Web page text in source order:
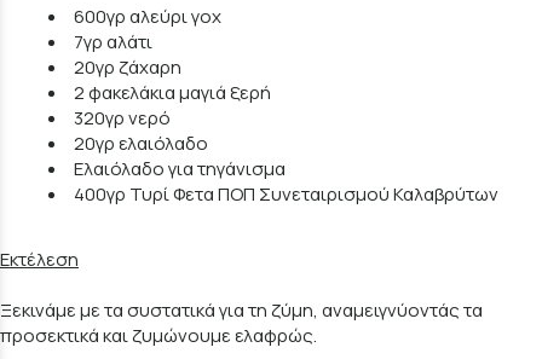
600γρ αλεύρι γοχ
7γρ αλάτι
20γρ ζάχαρη
2 φακελάκια μαγιά ξερή
320γρ νερό
20γρ ελαιόλαδο
Ελαιόλαδο για τηγάνισμα
400γρ Τυρί Φετα ΠΟΠ Συνεταιρισμού Καλαβρύτων
Εκτέλεση
Ξεκινάμε με τα συστατικά για τη ζύμη, αναμειγνύοντάς τα
προσεκτικά και ζυμώνουμε ελαφρώς.